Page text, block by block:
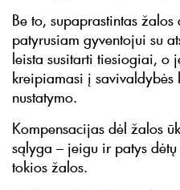
Be to, supaprastintas
patyrusiam gyventojui su
leista susitarti tiesiogiai, o
kreipiamasi į
nustatymo.
Kompensacijas dėl žalos
sąlyga – jeigu ir patys
tokios žalos.